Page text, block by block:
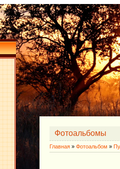
Фотоальбомы
Главная » Фотоальбом »